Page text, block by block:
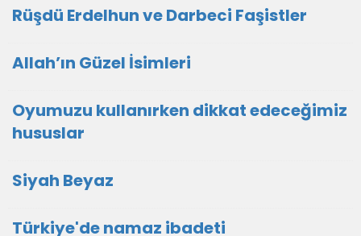
Rüşdü Erdelhun ve Darbeci Faşistler
Allah’ın Güzel İsimleri
Oyumuzu kullanırken dikkat edeceğimiz
hususlar
Siyah Beyaz
Türkiye'de namaz ibadeti